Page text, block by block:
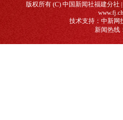
版权所有 (C) 中国新闻社福建分
技术支持：中新网
新闻热线